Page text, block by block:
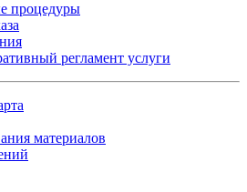
процедуры
регламент услуги
материалов